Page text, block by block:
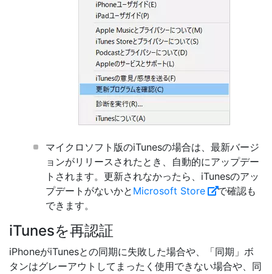
マイクロソフト版のiTunesの場合は、最新バージ
ョンがリリースされたとき、自動的にアップデー
トされます。更新されなかったら、iTunesのアッ
プデートがないかと Microsoft Store
で確認も
できます。
iTunesを再認証
iPhoneがiTunesとの同期に失敗した場合や、「同期」ボ
タンはグレーアウトしてまったく使用できない場合や、同